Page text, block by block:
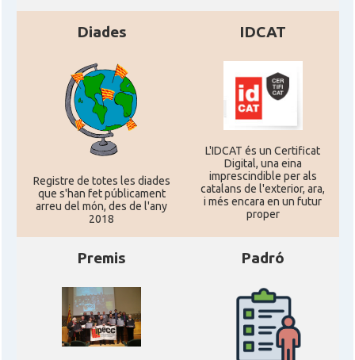
Ambaixada
* + ambaixades i consolats
Diades
Registre de totes les diades
que s'han fet públicament
arreu del món, des de l'any
2018
IDCAT
L'IDCAT és un Certificat
Digital, una eina
imprescindible per als
catalans de l'exterior, ara,
i més encara en un futur
proper
Premis Padró